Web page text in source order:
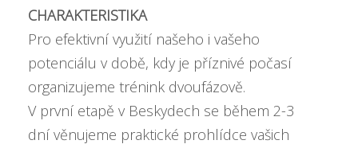
CHARAKTERISTIKA
Pro efektivní využití našeho i vašeho
potenciálu v době, kdy je příznivé počasí
organizujeme trénink dvoufázově.
V první etapě v Beskydech se během 2-3
dní věnujeme praktické prohlídce vašich